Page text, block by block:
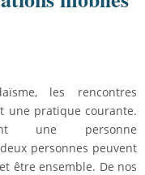
les rencontres
une pratique courante.
une personne
personnes peuvent
être ensemble. De nos